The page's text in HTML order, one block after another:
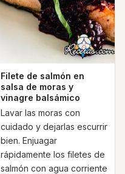
Filete de salmón en
salsa de moras y
vinagre balsámico
Lavar las moras con
cuidado y dejarlas escurrir
bien. Enjuagar
rápidamente los filetes de
salmón con agua corriente